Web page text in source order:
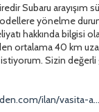
Subaru arayışım
yönelme
hakkında bilgisi
ortalama 40 km
Sizin
ilan/vasita-